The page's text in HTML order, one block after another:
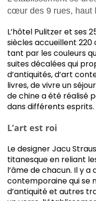
cœur des 9 rues, haut
L’hôtel Pulitzer et ses
siècles accueillent
tant par les couleurs
suites décalées qui
d’antiquités, d’art
livres, de vivre un
de chine a été réalisé
dans différents esprits.
L’art est roi
Le designer Jacu
titanesque en reliant
l’âme de chacun. Il y
contemporaine qui se
d’antiquité et autres